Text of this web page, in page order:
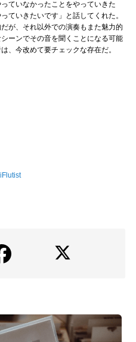
ていなかったことをやっていきた
ていきたいです」と話してくれた。
が、それ以外での演奏もまた魅力的
ーンでその音を聞くことになる可能
、今改めて要チェックな存在だ。